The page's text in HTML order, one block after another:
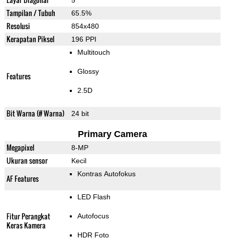
Tampilan / Tubuh 65.5%
Resolusi 854x480
Kerapatan Piksel 196 PPI
Features
Multitouch
Glossy
2.5D
Bit Warna (# Warna) 24 bit
Primary Camera
Megapixel 8-MP
Ukuran sensor Kecil
AF Features Kontras Autofokus
Fitur Perangkat
Keras Kamera
LED Flash
Autofocus
HDR Foto